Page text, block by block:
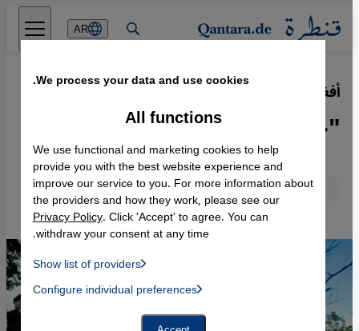
Direkt zum Inhalt springen
AR
أفغانستان 12.07.2023
"حرب طالبان على الإرهاب"
Deutsch
English عربي
We process your data and use cookies.
All functions
We use functional and marketing cookies to help
provide you with the best website experience and
improve our service to you. For more information about
the providers and how they work, please see our
Privacy Policy. Click 'Accept' to agree. You can
withdraw your consent at any time.
Show list of providers
Instagram Embed, Twitter Embed, Youtube Embed
Facebook Embed / Facebook Connect
Configure individual preferences